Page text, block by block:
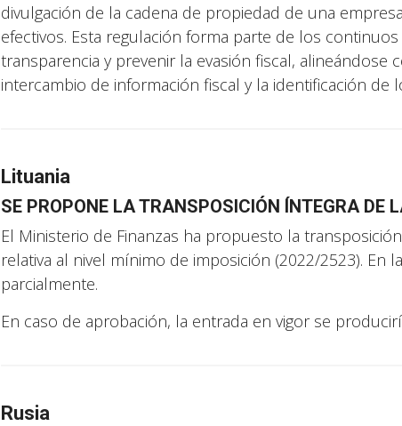
divulgación de la cadena de propiedad de una
efectivos. Esta regulación forma parte de los
transparencia y prevenir la evasión fiscal,
intercambio de información fiscal y la identificación de
Lituania
SE PROPONE LA TRANSPOSICIÓN ÍNTEGRA DE
El Ministerio de Finanzas ha propuesto la
relativa al nivel mínimo de imposición (2022/2523). En
parcialmente.
En caso de aprobación, la entrada en vigor se
Rusia